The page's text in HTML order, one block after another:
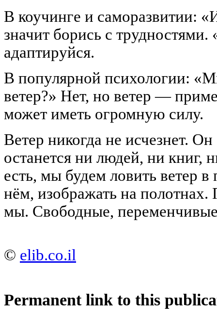
В коучинге и саморазвитии:
значит борись с
адаптируйся.
В популярной психологии:
ветер?» Нет, но ветер —
может иметь огромную силу.
Ветер никогда не исчезнет. Он
останется ни людей, ни книг,
есть, мы будем ловить ветер в
нём, изображать на
мы. Свободные,
© elib.co.il
Permanent link to this